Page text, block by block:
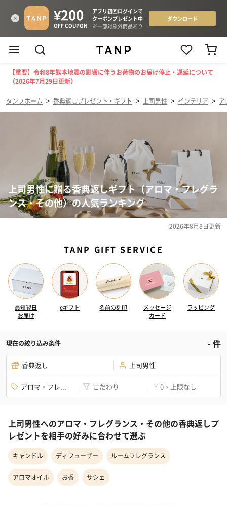
【重要】令和8年熊本地震の影響に伴うお荷物のお届け停止・遅延について
（2026年7月29日更新）
タンプホーム > 香典返しプレゼント・ギフト > 上司男性 > インテリア > ア
上司男性に贈る香典返しギフト（アロマ・フレグラ
ンス・その他）の人気ランキング
2026年8月8日更新
TANP GIFT SERVICE
最短翌日
お届け
eギフト 名前の刻印
メッセージ
カード
ラッピング
現在の絞り込み条件 -件
香典返し 上司男性
アロマ・フレ... こだわり ¥ 0 ~ 上限なし
上司男性へのアロマ・フレグランス・その他の香典返しプ
レゼントを相手の好みに合わせて選ぶ
キャンドル ディフューザー ルームフレグランス
アロマオイル お香 サシェ